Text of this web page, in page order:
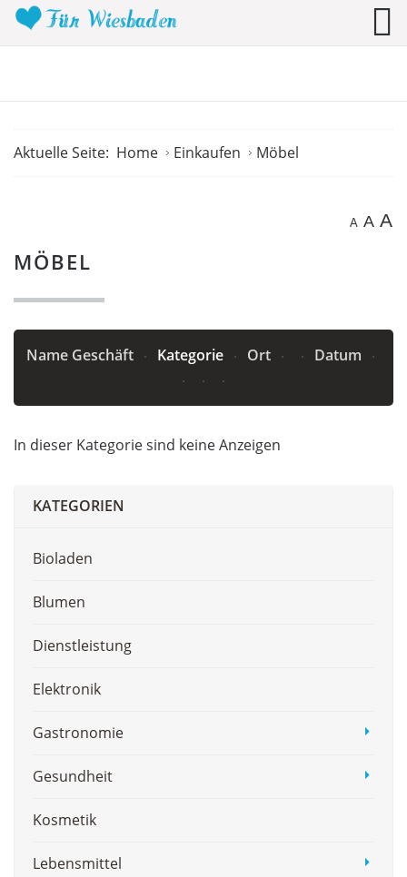
Aktuelle Seite: Home Einkaufen Möbel
A A A
MÖBEL
Name Geschäft Kategorie Ort Datum
In dieser Kategorie sind keine Anzeigen
KATEGORIEN
Bioladen
Blumen
Dienstleistung
Elektronik
Gastronomie
Gesundheit
Kosmetik
Lebensmittel